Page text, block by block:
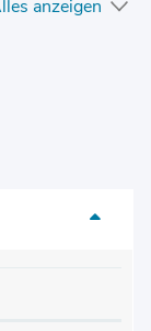
anzeigen